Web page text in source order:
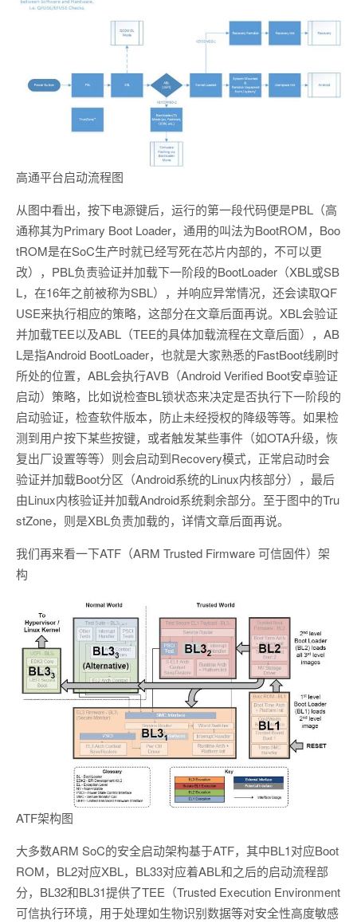
高通平台启动流程图
从图中看出，按下电源键后，运行的第一段代码便是PBL（高
通称其为Primary Boot Loader，通用的叫法为BootROM，Boo
tROM是在SoC生产时就已经写死在芯片内部的，不可以更
改），PBL负责验证并加载下一阶段的BootLoader（XBL或SB
L，在16年之前被称为SBL），并响应异常情况，还会读取QF
USE来执行相应的策略，这部分在文章后面再说。XBL会验证
并加载TEE以及ABL（TEE的具体加载流程在文章后面），AB
L是指Android BootLoader，也就是大家熟悉的FastBoot线刷时
所处的位置，ABL会执行AVB（Android Verified Boot安卓验证
启动）策略，比如说检查BL锁状态来决定是否执行下一阶段的
启动验证，检查软件版本，防止未经授权的降级等等。如果检
测到用户按下某些按键，或者触发某些事件（如OTA升级，恢
复出厂设置等等）则会启动到Recovery模式，正常启动时会
验证并加载Boot分区（Android系统的Linux内核部分），最后
由Linux内核验证并加载Android系统剩余部分。至于图中的Tru
stZone，则是XBL负责加载的，详情文章后面再说。
我们再来看一下ATF（ARM Trusted Firmware 可信固件）架
构
ATF架构图
大多数ARM SoC的安全启动架构基于ATF，其中BL1对应Boot
ROM，BL2对应XBL，BL33对应着ABL和之后的启动流程部
分，BL32和BL31提供了TEE（Trusted Execution Environment
可信执行环境，用于处理如生物识别数据等对安全性高度敏感